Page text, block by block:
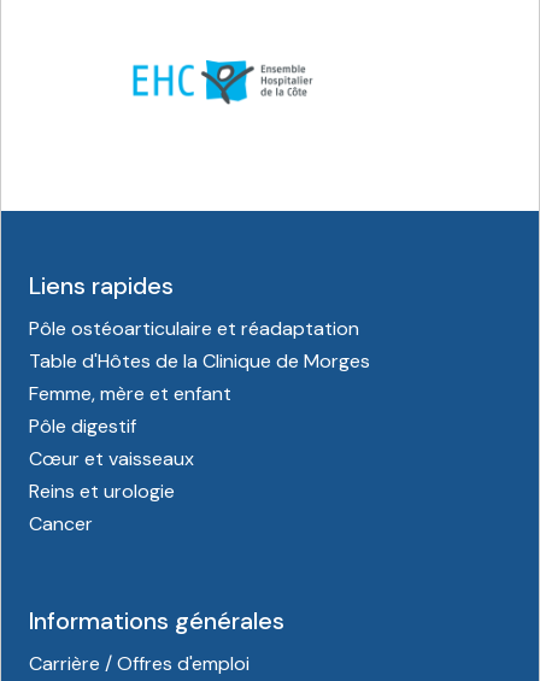
Liens rapides
Pôle ostéoarticulaire et réadaptation
Table d'Hôtes de la Clinique de Morges
Femme, mère et enfant
Pôle digestif
Cœur et vaisseaux
Reins et urologie
Cancer
Informations générales
Carrière / Offres d'emploi